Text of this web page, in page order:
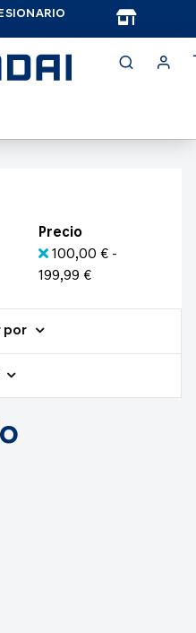
Precio
100,00 € -
199,99 €
por